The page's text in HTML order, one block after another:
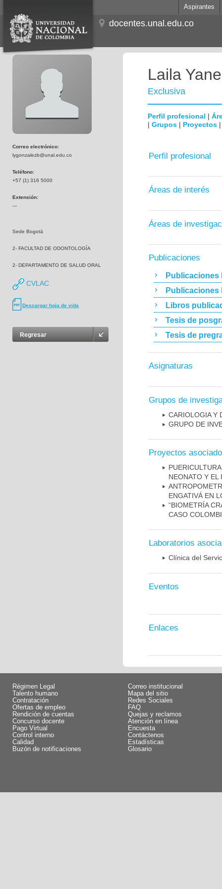
Aspirantes
docentes.unal.edu.co
Correo electrónico:
lygonzalezb@unal.edu.co
Teléfono:
+57 (1) 316 5000
Extensión:
---
Sede Bogotá
2- FACULTAD DE ODONTOLOGÍA
2- DEPARTAMENTO DE SALUD ORAL
CVLAC
Descargar hoja de vida
Regresar
Laila
Exclusiva
Perfil profesional |
| Grupos | Proyectos
Perfil profesional
Áreas de interés
Áreas de
Publicaciones
Publicaciones
Publicaciones
Libros
Tesis de
Tesis de
Asignaturas
Grupos de
CARIOLOGIA Y
GRUPO DE
Proyectos
NEONATO Y EL
ENGATIVÁ EN
“BIOMETRÍA
CASO
Laboratorios
Clínica del
Eventos
Enlaces
Régimen Legal
Talento humano
Contratación
Ofertas de empleo
Rendición de cuentas
Concurso docente
Pago Virtual
Control interno
Calidad
Buzón de notificaciones
Correo institucional
Mapa del sitio
Redes Sociales
FAQ
Quejas y reclamos
Atención en línea
Encuesta
Contáctenos
Estadísticas
Glosario